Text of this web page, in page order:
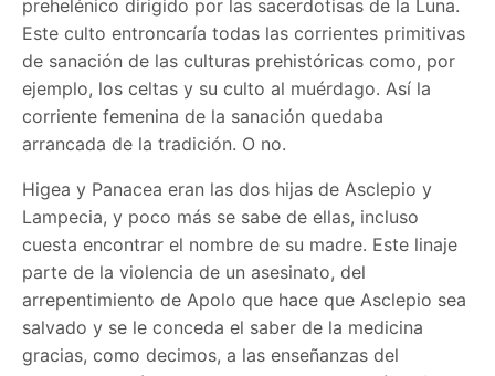
prehelénico dirigido por las sacerdotisas de la Luna.
Este culto entroncaría todas las corrientes primitivas
de sanación de las culturas prehistóricas como, por
ejemplo, los celtas y su culto al muérdago. Así la
corriente femenina de la sanación quedaba
arrancada de la tradición. O no.
Higea y Panacea eran las dos hijas de Asclepio y
Lampecia, y poco más se sabe de ellas, incluso
cuesta encontrar el nombre de su madre. Este linaje
parte de la violencia de un asesinato, del
arrepentimiento de Apolo que hace que Asclepio sea
salvado y se le conceda el saber de la medicina
gracias, como decimos, a las enseñanzas del